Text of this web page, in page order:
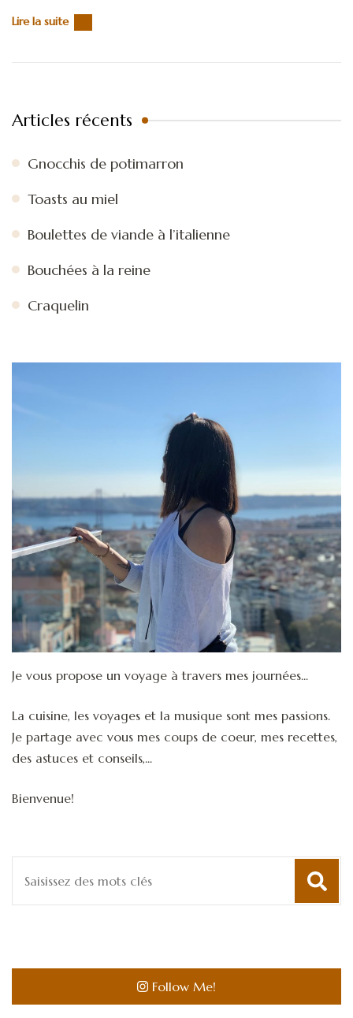
Lire la suite
Articles récents
Gnocchis de potimarron
Toasts au miel
Boulettes de viande à l’italienne
Bouchées à la reine
Craquelin
Je vous propose un voyage à travers mes journées...
La cuisine, les voyages et la musique sont mes passions.
Je partage avec vous mes coups de coeur, mes recettes,
des astuces et conseils,...
Bienvenue!
pour
:
Follow Me!